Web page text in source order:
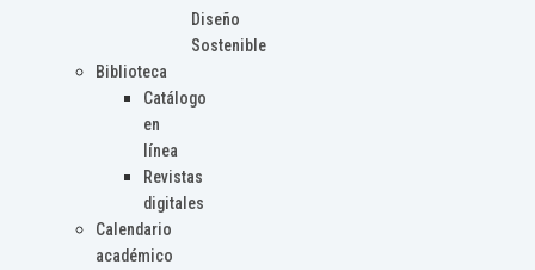
Diseño
Sostenible
Biblioteca
Catálogo
en
línea
Revistas
digitales
Calendario
académico